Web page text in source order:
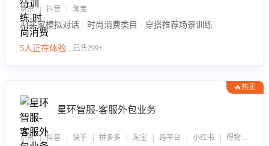
京东 | 抖音 | 淘宝
AI买家模拟对话 · 时尚消费类目 · 穿搭推荐场景训练
5人正在体验...已售299+
🔥热卖
星环智服-客服外包业务
京东 | 抖音 | 快手 | 拼多多 | 淘宝 | 跨平台 | 小红书 | 得物 | 企业微信